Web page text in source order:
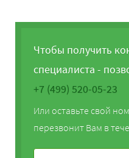
Чтобы получить
специалиста -
+7 (499) 520-05-23
Или оставьте свой
перезвонит Вам в